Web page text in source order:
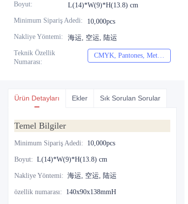
Boyut: L(14)*W(9)*H(13.8) cm
Minimum Sipariş Adedi: 10,000pcs
Nakliye Yöntemi: 海运, 空运, 陆运
Teknik Özellik
Numarası:
CMYK, Pantones, Metalik, Nokta rengi vb.
Ürün Detayları Ekler Sık Sorulan Sorular
Temel Bilgiler
Minimum Sipariş Adedi: 10,000pcs
Boyut: L(14)*W(9)*H(13.8) cm
Nakliye Yöntemi: 海运, 空运, 陆运
özellik numarası: 140x90x138mmH